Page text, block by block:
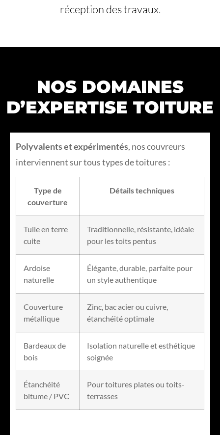
réception des travaux.
NOS DOMAINES
D’EXPERTISE TOITURE
Polyvalents et expérimentés, nos couvreurs
interviennent sur tous types de toitures :
Type de
couverture
Détails techniques
Tuile en terre
cuite
Traditionnelle, résistante, idéale
pour les toits pentus
Ardoise
naturelle
Élégante, durable, parfaite pour
un style authentique
Couverture
métallique
Zinc, bac acier ou cuivre,
étanchéité optimale
Bardeaux de
bois
Isolation naturelle et esthétique
soignée
Étanchéité
bitume / PVC
Pour toitures plates ou toits-
terrasses